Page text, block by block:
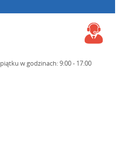
w godzinach: 9:00 - 17:00